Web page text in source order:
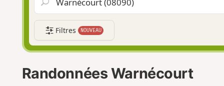
Filtres NOUVEAU
Randonnées Warnécourt